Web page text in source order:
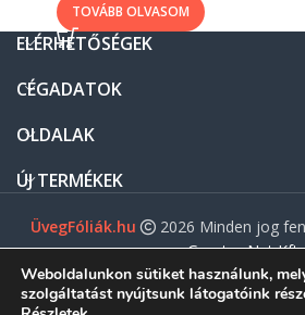
TOVÁBB OLVASOM
ELÉRHETŐSÉGEK
CÉGADATOK
OLDALAK
ÚJ TERMÉKEK
ÜvegFóliák.hu 2026 Minden jog
Gasztro Net Kft.
Weboldalunkon sütiket használunk,
szolgáltatást nyújtsunk látogatóink